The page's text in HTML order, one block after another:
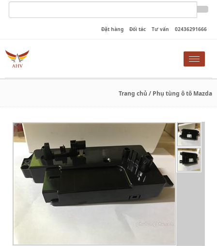
Đặt hàng Đối tác Tư vấn 02436291666
Toggle
Trang chủ / Phụ tùng ô tô Mazda